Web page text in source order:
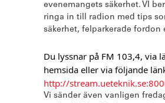
evenemangets säkerhet. VI
ringa in till radion med tips
säkerhet, felparkerade fordon
Du lyssnar på FM 103,4, via
http://
Vi sänder även vanligen